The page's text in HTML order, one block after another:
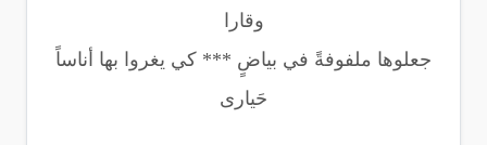
وقارا
جعلوها ملفوفةً في بياضٍ *** كي يغروا بها أناساً
حَيارى